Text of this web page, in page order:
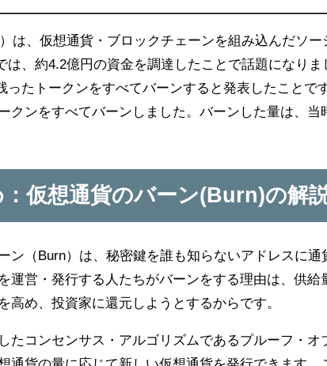
は、仮想通貨・ブロックチェーンを組み込んだソ
は、約4.2億円の資金を調達したことで話題になり
ったトークンをすべてバーンすると発表したことで
クンをすべてバーンしました。バーンした量は、当
：仮想通貨のバーン(Burn)の解
ン（Burn）は、秘密鍵を誰も知らないアドレスに通
運営・発行する人たちがバーンをする理由は、供
高め、投資家に還元しようとするからです。
たコンセンサス・アルゴリズムであるプルーフ・オ
通貨の量に応じて新しい仮想通貨を発行できます